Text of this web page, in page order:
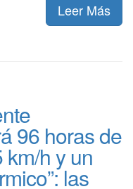
Leer Más
96 horas de
km/h y un
las